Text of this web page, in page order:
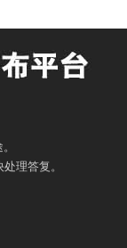
理答复。